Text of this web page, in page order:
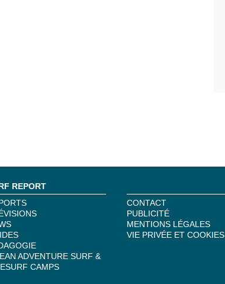
REPORT
ADVENTURE SURF &
CAMPS
CONTACT
PUBLICITÉ
MENTIONS LÉGALES
VIE PRIVÉE ET COOKIES